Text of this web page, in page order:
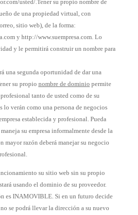
usted/.Tener su propio nombre de
de una propiedad virtual, con
sitio web), de la forma:
y http://www.suempresa.com. Lo
y le permitirá construir un nombre para
una segunda oportunidad de dar una
su propio nombre de dominio permite
tanto de usted como de su
lo verán como una persona de negocios
establecida y profesional. Pueda
su empresa informalmente desde la
mayor razón deberá manejar su negocio
su sitio web sin su propio
usando el dominio de su proveedor.
es INAMOVIBLE. Si en un futuro decide
se podrá llevar la dirección a su nuevo